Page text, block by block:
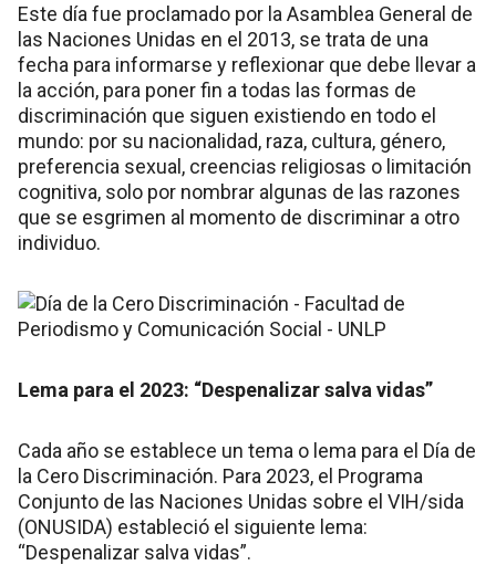
Este día fue proclamado por la Asamblea General de
las Naciones Unidas en el 2013, se trata de una
fecha para informarse y reflexionar que debe llevar a
la acción, para poner fin a todas las formas de
discriminación que siguen existiendo en todo el
mundo: por su nacionalidad, raza, cultura, género,
preferencia sexual, creencias religiosas o limitación
cognitiva, solo por nombrar algunas de las razones
que se esgrimen al momento de discriminar a otro
individuo.
Lema para el 2023: “Despenalizar salva vidas”
Cada año se establece un tema o lema para el Día de
la Cero Discriminación. Para 2023, el Programa
Conjunto de las Naciones Unidas sobre el VIH/sida
(ONUSIDA) estableció el siguiente lema:
“Despenalizar salva vidas”.